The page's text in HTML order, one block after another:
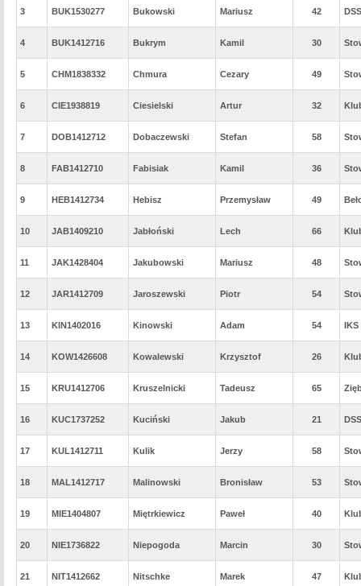
3 BUK1530277 Bukowski Mariusz 42
4 BUK1412716 Bukrym Kamil 30
5 CHM1838332 Chmura Cezary 49
6 CIE1938819 Ciesielski Artur 32
7 DOB1412712 Dobaczewski Stefan 58
8 FAB1412710 Fabisiak Kamil 36
9 HEB1412734 Hebisz Przemysław 49
10 JAB1409210 Jabłoński Lech 66
11 JAK1428404 Jakubowski Mariusz 48
12 JAR1412709 Jaroszewski Piotr 54
13 KIN1402016 Kinowski Adam 54 IKS
14 KOW1426608 Kowalewski Krzysztof 26
15 KRU1412706 Kruszelnicki Tadeusz 65
16 KUC1737252 Kuciński Jakub 21
17 KUL1412711 Kulik Jerzy 58
18 MAL1412717 Malinowski Bronisław 53
19 MIE1404807 Miętrkiewicz Paweł 40
20 NIE1736822 Niepogoda Marcin 30
21 NIT1412662 Nitschke Marek 47